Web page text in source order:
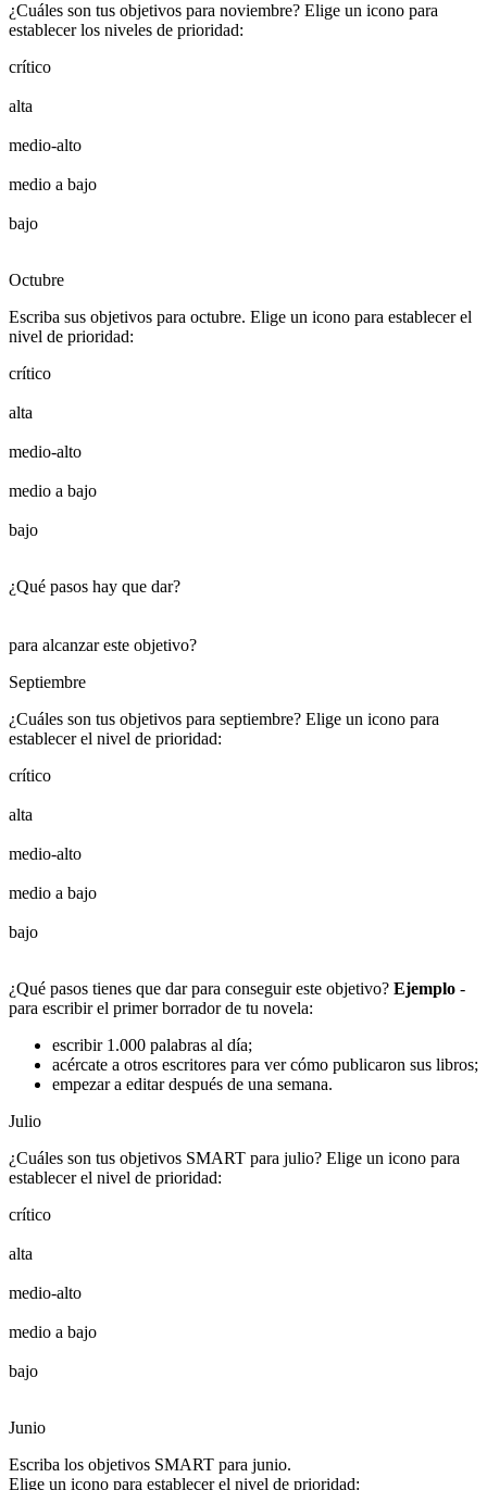
¿Cuáles son tus objetivos para noviembre? Elige un icono para
establecer los niveles de prioridad:
crítico
alta
medio-alto
medio a bajo
bajo
Octubre
Escriba sus objetivos para octubre. Elige un icono para establecer el
nivel de prioridad:
crítico
alta
medio-alto
medio a bajo
bajo
¿Qué pasos hay que dar?
para alcanzar este objetivo?
Septiembre
¿Cuáles son tus objetivos para septiembre? Elige un icono para
establecer el nivel de prioridad:
crítico
alta
medio-alto
medio a bajo
bajo
¿Qué pasos tienes que dar para conseguir este objetivo? Ejemplo -
para escribir el primer borrador de tu novela:
escribir 1.000 palabras al día;
acércate a otros escritores para ver cómo publicaron sus libros;
empezar a editar después de una semana.
Julio
¿Cuáles son tus objetivos SMART para julio? Elige un icono para
establecer el nivel de prioridad:
crítico
alta
medio-alto
medio a bajo
bajo
Junio
Escriba los objetivos SMART para junio.
Elige un icono para establecer el nivel de prioridad: